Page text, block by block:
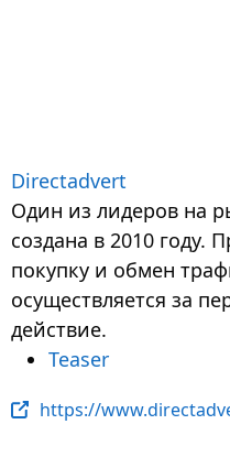
Directadvert
Один из лидеров на
создана в 2010 году.
покупку и обмен
осуществляется за
действие.
Teaser
https://